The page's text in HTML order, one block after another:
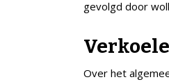
gevolgd door
Over het